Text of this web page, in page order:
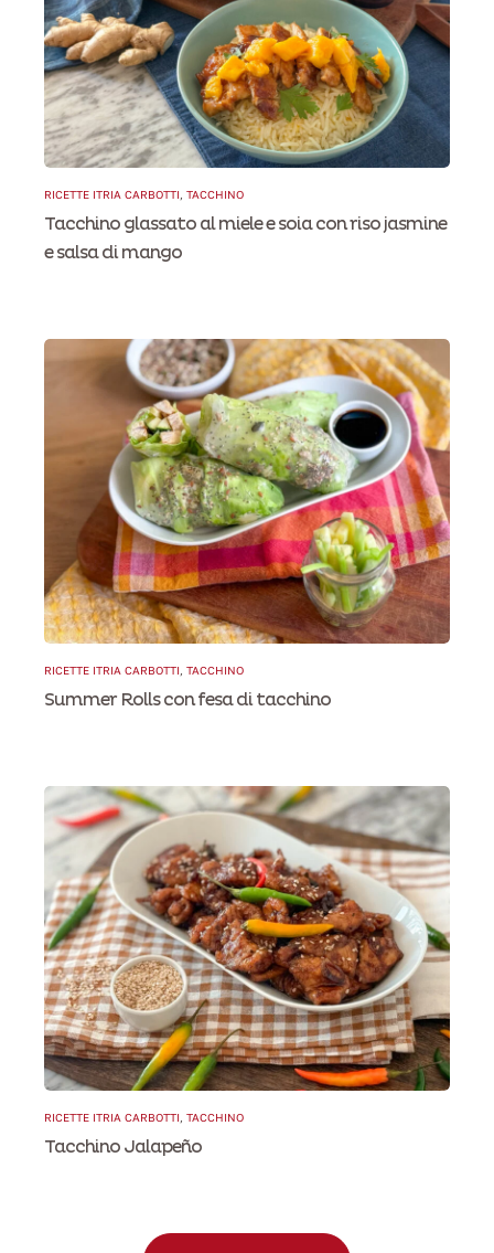
RICETTE ITRIA CARBOTTI TACCHINO
Tacchino glassato al miele e soia con riso jasmine
e salsa di mango
RICETTE ITRIA CARBOTTI TACCHINO
Summer Rolls con fesa di tacchino
RICETTE ITRIA CARBOTTI TACCHINO
Tacchino Jalapeño